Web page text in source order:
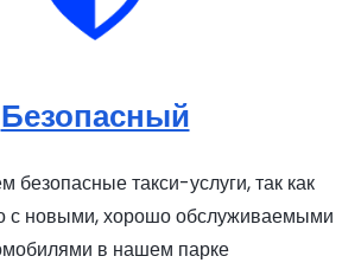
Безопасный
безопасные такси-услуги, так как
с новыми, хорошо обслуживаемыми
в нашем парке